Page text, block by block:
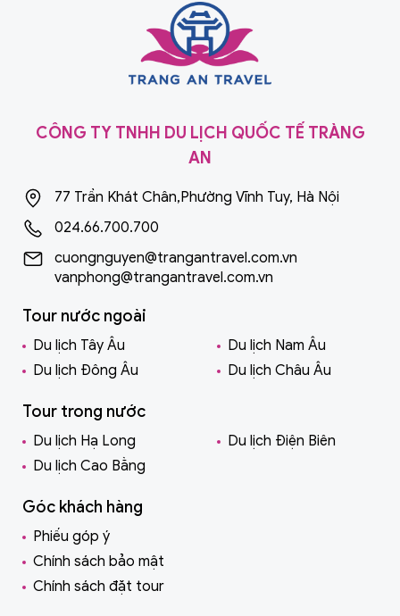
CÔNG TY TNHH DU LỊCH QUỐC TẾ TRÀNG
AN
77 Trần Khát Chân,Phường Vĩnh Tuy, Hà Nội
024.66.700.700
cuongnguyen@trangantravel.com.vn
vanphong@trangantravel.com.vn
Tour nước ngoài
Du lịch Tây Âu
Du lịch Nam Âu
Du lịch Đông Âu
Du lịch Châu Âu
Tour trong nước
Du lịch Hạ Long
Du lịch Điện Biên
Du lịch Cao Bằng
Góc khách hàng
Phiếu góp ý
Chính sách bảo mật
Chính sách đặt tour